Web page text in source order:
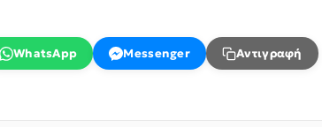
WhatsApp Messenger Αντιγραφή